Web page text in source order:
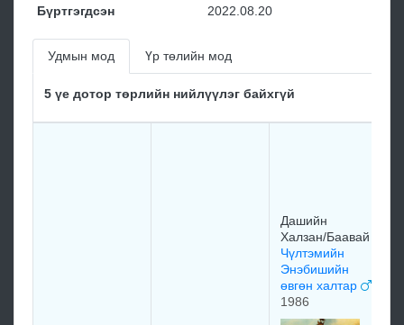
Бүртгэгдсэн
2022.08.20
Удмын мод Үр төлийн мод
5 үе дотор төрлийн нийлүүлэг байхгүй
Дашийн
Халзан/Баавай
Чүлтэмийн
Энэбишийн
өвгөн халтар
1986